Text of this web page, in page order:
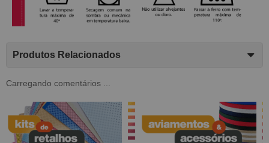
Produtos Relacionados
Carregando comentários ...